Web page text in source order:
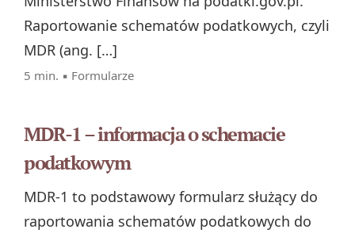
Raportowanie schematów podatkowych, czyli
MDR (ang. […]
5 min. ▪ Formularze
MDR-1 – informacja o schemacie
podatkowym
MDR-1 to podstawowy formularz służący do
raportowania schematów podatkowych do